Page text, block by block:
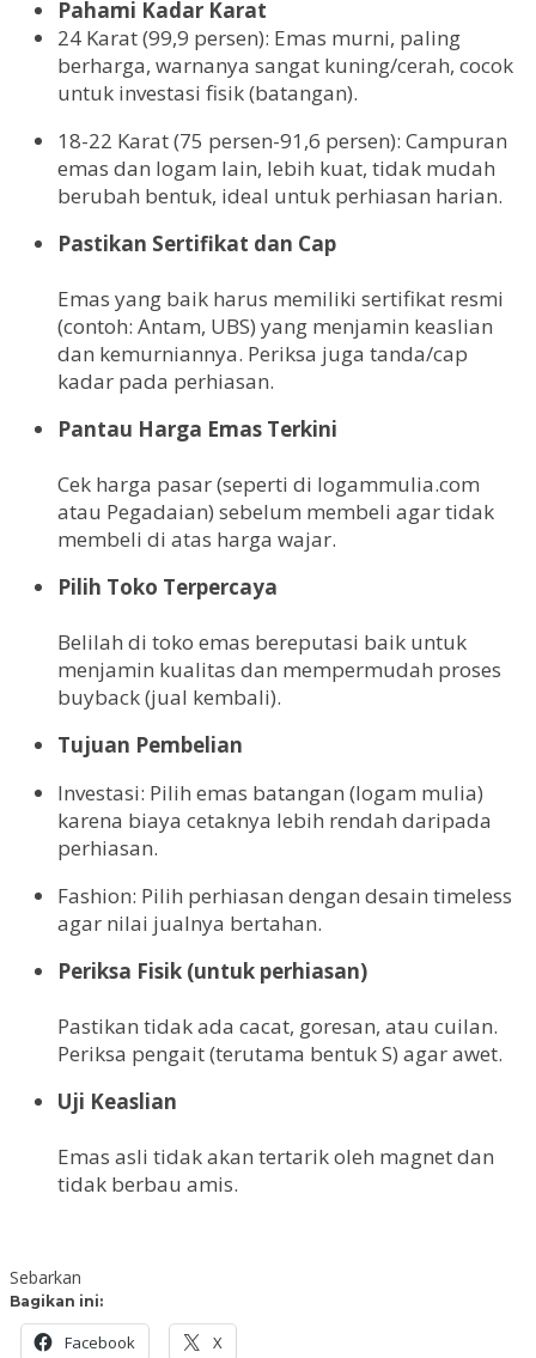
Pahami Kadar Karat
24 Karat (99,9 persen): Emas murni, paling
berharga, warnanya sangat kuning/cerah, cocok
untuk investasi fisik (batangan).
18-22 Karat (75 persen-91,6 persen): Campuran
emas dan logam lain, lebih kuat, tidak mudah
berubah bentuk, ideal untuk perhiasan harian.
Pastikan Sertifikat dan Cap
Emas yang baik harus memiliki sertifikat resmi
(contoh: Antam, UBS) yang menjamin keaslian
dan kemurniannya. Periksa juga tanda/cap
kadar pada perhiasan.
Pantau Harga Emas Terkini
Cek harga pasar (seperti di logammulia.com
atau Pegadaian) sebelum membeli agar tidak
membeli di atas harga wajar.
Pilih Toko Terpercaya
Belilah di toko emas bereputasi baik untuk
menjamin kualitas dan mempermudah proses
buyback (jual kembali).
Tujuan Pembelian
Investasi: Pilih emas batangan (logam mulia)
karena biaya cetaknya lebih rendah daripada
perhiasan.
Fashion: Pilih perhiasan dengan desain timeless
agar nilai jualnya bertahan.
Periksa Fisik (untuk perhiasan)
Pastikan tidak ada cacat, goresan, atau cuilan.
Periksa pengait (terutama bentuk S) agar awet.
Uji Keaslian
Emas asli tidak akan tertarik oleh magnet dan
tidak berbau amis.
Sebarkan
Bagikan ini:
Facebook X